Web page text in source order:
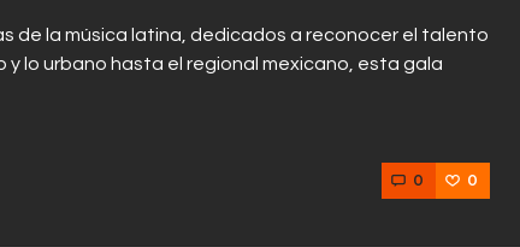
de la música latina, dedicados a reconocer el talento
lo urbano hasta el regional mexicano, esta gala
0 0